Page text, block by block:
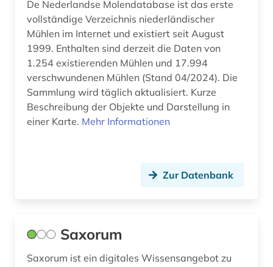
Werkstoffwissenschaften und
Fertigungstechnik (0)
Wirtschaftswissenschaften (0)
Wissenschaftskunde, Forschung, Hochschul-,
Museumswesen (0)
De Nederlandse Molendatabase ist das erste
vollständige Verzeichnis niederländischer
Mühlen im Internet und existiert seit August
1999. Enthalten sind derzeit die Daten von
1.254 existierenden Mühlen und 17.994
verschwundenen Mühlen (Stand 04/2024). Die
Sammlung wird täglich aktualisiert. Kurze
Beschreibung der Objekte und Darstellung in
einer Karte. Mehr Informationen
Zur Datenbank
Saxorum
Saxorum ist ein digitales Wissensangebot zu